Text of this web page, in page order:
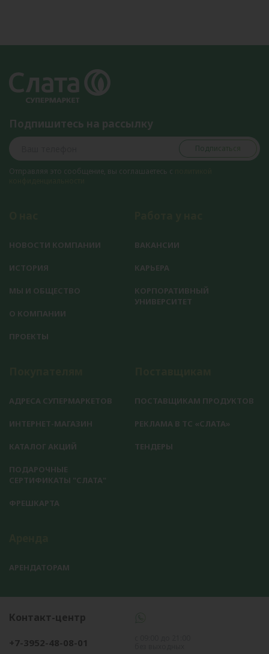
Подпишитесь на рассылку
Подписаться
Отправляя это сообщение, вы соглашаетесь с
НОВОСТИ КОМПАНИИ
ИСТОРИЯ
МЫ И ОБЩЕСТВО
О КОМПАНИИ
ПРОЕКТЫ
ВАКАНСИИ
КАРЬЕРА
КОРПОРАТИВНЫЙ
УНИВЕРСИТЕТ
АДРЕСА СУПЕРМАРКЕТОВ
ИНТЕРНЕТ-МАГАЗИН
КАТАЛОГ АКЦИЙ
ПОДАРОЧНЫЕ
СЕРТИФИКАТЫ "СЛАТА"
ФРЕШКАРТА
ПОСТАВЩИКАМ ПРОДУКТОВ
РЕКЛАМА В ТС «СЛАТА»
ТЕНДЕРЫ
АРЕНДАТОРАМ
Контакт-центр
+7-3952-48-08-01